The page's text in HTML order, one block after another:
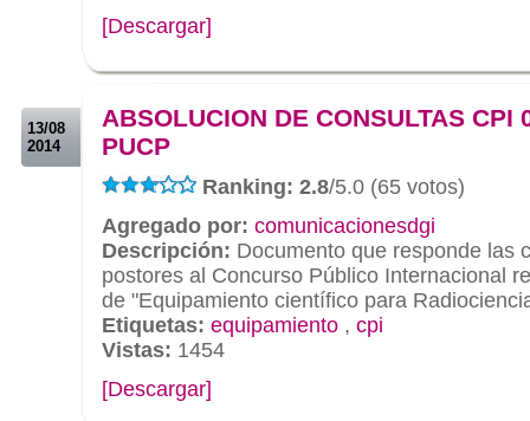
[Descargar]
13/08
2014
ABSOLUCION DE CONSULTAS CPI
PUCP
Ranking: 2.8/5.0 (65 votos)
Agregado por: comunicacionesdgi
Descripción: Documento que responde las
postores al Concurso Público Internacional
de "Equipamiento científico para
Etiquetas: equipamiento , cpi
Vistas: 1454
[Descargar]